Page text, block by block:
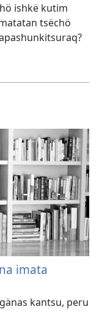
ishkë kutim
tsëchö
imata
kantsu, peru